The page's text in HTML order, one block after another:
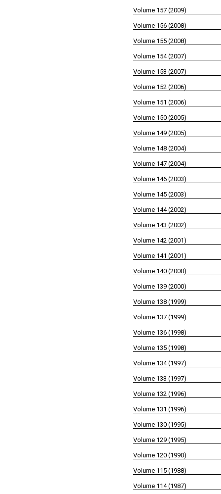
Volume 157 (2009)
Volume 156 (2008)
Volume 155 (2008)
Volume 154 (2007)
Volume 153 (2007)
Volume 152 (2006)
Volume 151 (2006)
Volume 150 (2005)
Volume 149 (2005)
Volume 148 (2004)
Volume 147 (2004)
Volume 146 (2003)
Volume 145 (2003)
Volume 144 (2002)
Volume 143 (2002)
Volume 142 (2001)
Volume 141 (2001)
Volume 140 (2000)
Volume 139 (2000)
Volume 138 (1999)
Volume 137 (1999)
Volume 136 (1998)
Volume 135 (1998)
Volume 134 (1997)
Volume 133 (1997)
Volume 132 (1996)
Volume 131 (1996)
Volume 130 (1995)
Volume 129 (1995)
Volume 120 (1990)
Volume 115 (1988)
Volume 114 (1987)